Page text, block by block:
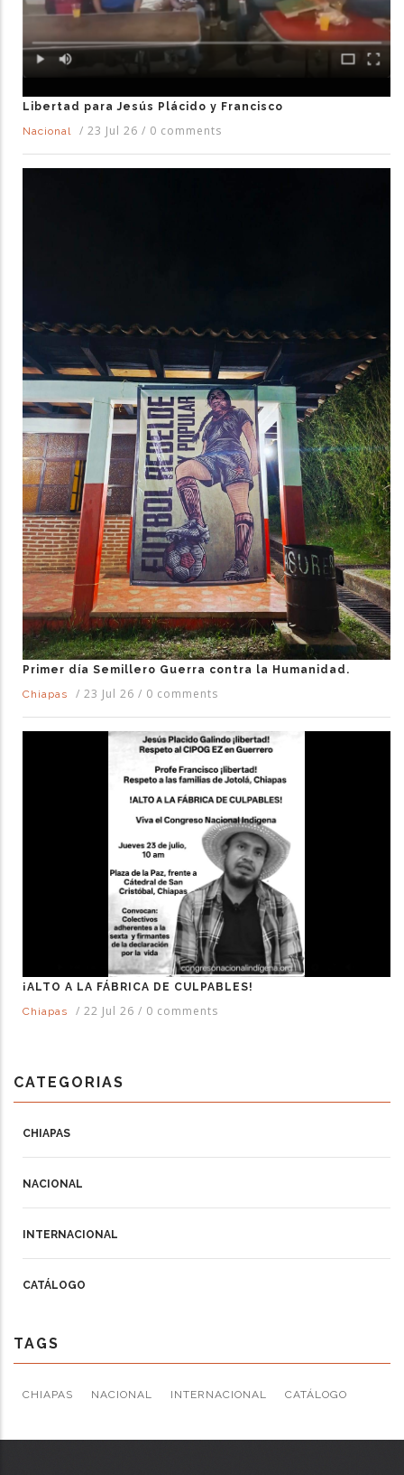
Libertad para Jesús Plácido y Francisco
Nacional
/ 23 Jul 26 / 0 comments
Primer día Semillero Guerra contra la Humanidad.
Chiapas
/ 23 Jul 26 / 0 comments
¡ALTO A LA FÁBRICA DE CULPABLES!
Chiapas
/ 22 Jul 26 / 0 comments
CATEGORIAS
CHIAPAS
NACIONAL
INTERNACIONAL
CATÁLOGO
TAGS
CHIAPAS NACIONAL INTERNACIONAL CATÁLOGO